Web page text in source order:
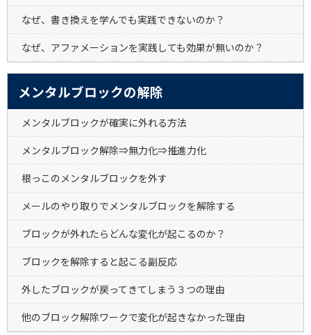
なぜ、書き換えを学んでも実践できないのか？
なぜ、アファメーションを実践しても効果が無いのか？
メンタルブロックの解除
メンタルブロックが確実に外れる方法
メンタルブロック解除⇒無力化⇒推進力化
根っこのメンタルブロックを外す
メールのやり取りでメンタルブロックを解除する
ブロックが外れたらどんな変化が起こるのか？
ブロックを解除すると起こる副反応
外したブロックが戻ってきてしまう３つの理由
他のブロック解除ワークで変化が起きなかった理由